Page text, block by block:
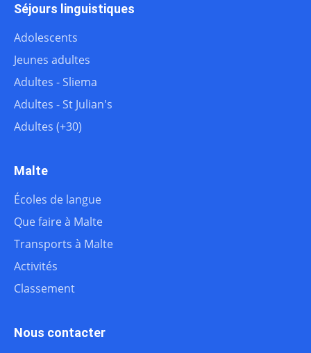
Séjours linguistiques
Adolescents
Jeunes adultes
Adultes - Sliema
Adultes - St Julian's
Adultes (+30)
Malte
Écoles de langue
Que faire à Malte
Transports à Malte
Activités
Classement
Nous contacter